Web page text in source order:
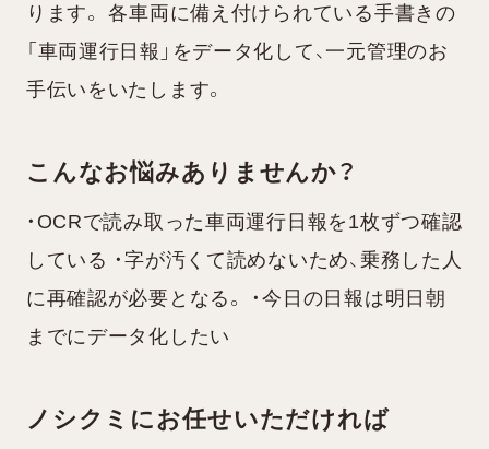
ります。 各車両に備え付けられている手書きの
「車両運行日報」をデータ化して、一元管理のお
手伝いをいたします。
こんなお悩みありませんか？
・OCRで読み取った車両運行日報を1枚ずつ確認
している ・字が汚くて読めないため、乗務した人
に再確認が必要となる。 ・今日の日報は明日朝
までにデータ化したい
ノシクミにお任せいただければ